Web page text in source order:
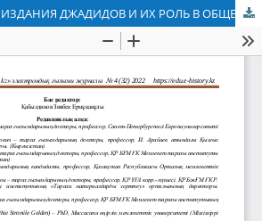
ПЕРИОДИЧЕСКИЕ ИЗДАНИЯ ДЖАДИДОВ И ИХ РОЛЬ В ОБЩЕСТВЕННО-КУЛЬТУРНОЙ ЖИЗНИ КЫРГЫЗСТАНА